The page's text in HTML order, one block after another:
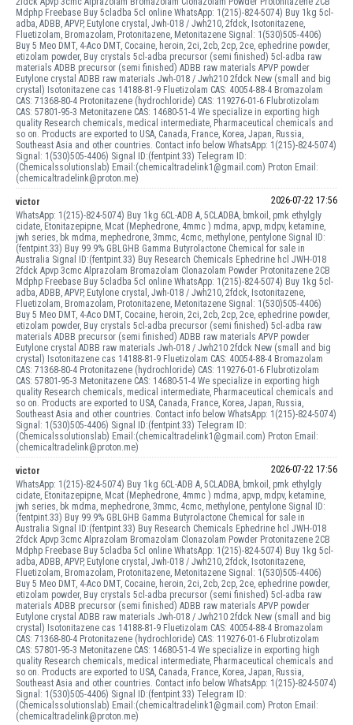
Mdphp Freebase Buy 5cladba 5cl online WhatsApp: 1(215)-824-5074) Buy 1kg 5cl-
adba, ADBB, APVP, Eutylone crystal, Jwh-018 / Jwh210, 2fdck, Isotonitazene,
Fluetizolam, Bromazolam, Protonitazene, Metonitazene Signal: 1(530)505-4406)
Buy 5 Meo DMT, 4-Aco DMT, Cocaine, heroin, 2ci, 2cb, 2cp, 2ce, ephedrine powder,
etizolam powder, Buy crystals 5cl-adba precursor (semi finished) 5cl-adba raw
materials ADBB precursor (semi finished) ADBB raw materials APVP powder
Eutylone crystal ADBB raw materials Jwh-018 / Jwh210 2fdck New (small and big
crystal) Isotonitazene cas 14188-81-9 Fluetizolam CAS: 40054-88-4 Bromazolam
CAS: 71368-80-4 Protonitazene (hydrochloride) CAS: 119276-01-6 Flubrotizolam
CAS: 57801-95-3 Metonitazene CAS: 14680-51-4 We specialize in exporting high
quality Research chemicals, medical intermediate, Pharmaceutical chemicals and
so on. Products are exported to USA, Canada, France, Korea, Japan, Russia,
Southeast Asia and other countries. Contact info below WhatsApp: 1(215)-824-5074)
Signal: 1(530)505-4406) Signal ID:(fentpint.33) Telegram ID:
(Chemicalssolutionslab) Email:(chemicaltradelink1@gmail.com) Proton Email:
(chemicaltradelink@proton.me)
victor
2026-07-22 17:56
WhatsApp: 1(215)-824-5074) Buy 1kg 6CL-ADB A, 5CLADBA, bmkoil, pmk ethylgly
cidate, Etonitazepipne, Mcat (Mephedrone, 4mmc ) mdma, apvp, mdpv, ketamine,
jwh series, bk mdma, mephedrone, 3mmc, 4cmc, methylone, pentylone Signal ID:
(fentpint.33) Buy 99.9% GBLGHB Gamma Butyrolactone Chemical for sale in
Australia Signal ID:(fentpint.33) Buy Research Chemicals Ephedrine hcl JWH-018
2fdck Apvp 3cmc Alprazolam Bromazolam Clonazolam Powder Protonitazene 2CB
Mdphp Freebase Buy 5cladba 5cl online WhatsApp: 1(215)-824-5074) Buy 1kg 5cl-
adba, ADBB, APVP, Eutylone crystal, Jwh-018 / Jwh210, 2fdck, Isotonitazene,
Fluetizolam, Bromazolam, Protonitazene, Metonitazene Signal: 1(530)505-4406)
Buy 5 Meo DMT, 4-Aco DMT, Cocaine, heroin, 2ci, 2cb, 2cp, 2ce, ephedrine powder,
etizolam powder, Buy crystals 5cl-adba precursor (semi finished) 5cl-adba raw
materials ADBB precursor (semi finished) ADBB raw materials APVP powder
Eutylone crystal ADBB raw materials Jwh-018 / Jwh210 2fdck New (small and big
crystal) Isotonitazene cas 14188-81-9 Fluetizolam CAS: 40054-88-4 Bromazolam
CAS: 71368-80-4 Protonitazene (hydrochloride) CAS: 119276-01-6 Flubrotizolam
CAS: 57801-95-3 Metonitazene CAS: 14680-51-4 We specialize in exporting high
quality Research chemicals, medical intermediate, Pharmaceutical chemicals and
so on. Products are exported to USA, Canada, France, Korea, Japan, Russia,
Southeast Asia and other countries. Contact info below WhatsApp: 1(215)-824-5074)
Signal: 1(530)505-4406) Signal ID:(fentpint.33) Telegram ID:
(Chemicalssolutionslab) Email:(chemicaltradelink1@gmail.com) Proton Email:
(chemicaltradelink@proton.me)
victor
2026-07-22 17:56
WhatsApp: 1(215)-824-5074) Buy 1kg 6CL-ADB A, 5CLADBA, bmkoil, pmk ethylgly
cidate, Etonitazepipne, Mcat (Mephedrone, 4mmc ) mdma, apvp, mdpv, ketamine,
jwh series, bk mdma, mephedrone, 3mmc, 4cmc, methylone, pentylone Signal ID:
(fentpint.33) Buy 99.9% GBLGHB Gamma Butyrolactone Chemical for sale in
Australia Signal ID:(fentpint.33) Buy Research Chemicals Ephedrine hcl JWH-018
2fdck Apvp 3cmc Alprazolam Bromazolam Clonazolam Powder Protonitazene 2CB
Mdphp Freebase Buy 5cladba 5cl online WhatsApp: 1(215)-824-5074) Buy 1kg 5cl-
adba, ADBB, APVP, Eutylone crystal, Jwh-018 / Jwh210, 2fdck, Isotonitazene,
Fluetizolam, Bromazolam, Protonitazene, Metonitazene Signal: 1(530)505-4406)
Buy 5 Meo DMT, 4-Aco DMT, Cocaine, heroin, 2ci, 2cb, 2cp, 2ce, ephedrine powder,
etizolam powder, Buy crystals 5cl-adba precursor (semi finished) 5cl-adba raw
materials ADBB precursor (semi finished) ADBB raw materials APVP powder
Eutylone crystal ADBB raw materials Jwh-018 / Jwh210 2fdck New (small and big
crystal) Isotonitazene cas 14188-81-9 Fluetizolam CAS: 40054-88-4 Bromazolam
CAS: 71368-80-4 Protonitazene (hydrochloride) CAS: 119276-01-6 Flubrotizolam
CAS: 57801-95-3 Metonitazene CAS: 14680-51-4 We specialize in exporting high
quality Research chemicals, medical intermediate, Pharmaceutical chemicals and
so on. Products are exported to USA, Canada, France, Korea, Japan, Russia,
Southeast Asia and other countries. Contact info below WhatsApp: 1(215)-824-5074)
Signal: 1(530)505-4406) Signal ID:(fentpint.33) Telegram ID:
(Chemicalssolutionslab) Email:(chemicaltradelink1@gmail.com) Proton Email:
(chemicaltradelink@proton.me)